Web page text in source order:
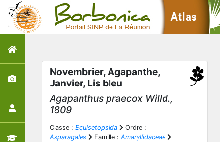
Novembrier, Agapanthe,
Janvier, Lis bleu
Agapanthus praecox Willd.,
1809
Classe : Equisetopsida
Ordre :
Asparagales
Famille : Amaryllidaceae